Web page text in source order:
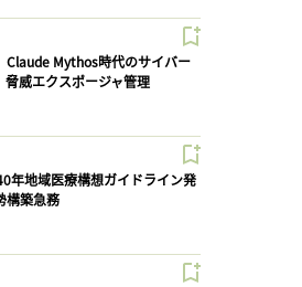
Claude Mythos時代のサイバー
威エクスポージャ管理
年地域医療構想ガイドライン発
構築急務